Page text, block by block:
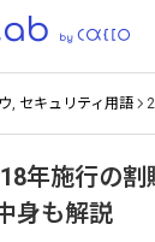
, セキュリティ用語
年施行の割
身も解説